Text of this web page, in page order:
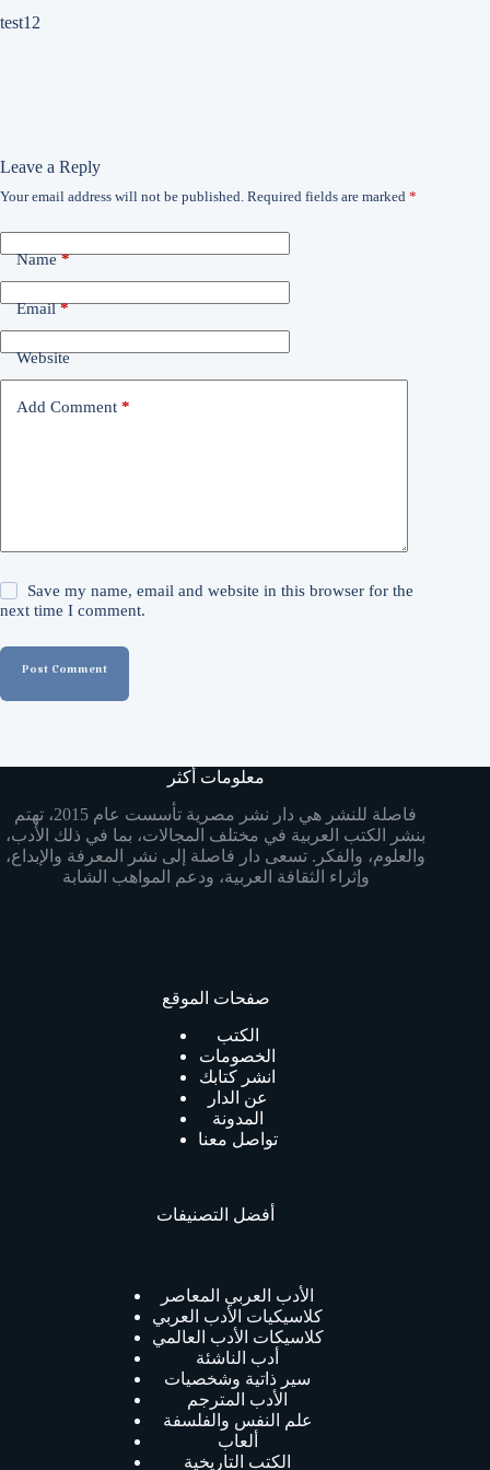
test12
Leave a Reply
Your email address will not be published. Required fields are marked *
Name*
Email*
Website
Add Comment *
Save my name, email and website in this browser for the
next time I comment.
Post Comment
معلومات أكثر
فاصلة للنشر هي دار نشر مصرية تأسست عام 2015، تهتم
بنشر الكتب العربية في مختلف المجالات، بما في ذلك الأدب،
والعلوم، والفكر. تسعى دار فاصلة إلى نشر المعرفة والإبداع،
وإثراء الثقافة العربية، ودعم المواهب الشابة
صفحات الموقع
الكتب
الخصومات
انشر كتابك
عن الدار
المدونة
تواصل معنا
أفضل التصنيفات
الأدب العربي المعاصر
كلاسيكيات الأدب العربي
كلاسيكات الأدب العالمي
أدب الناشئة
سير ذاتية وشخصيات
الأدب المترجم
علم النفس والفلسفة
ألعاب
الكتب التاريخية